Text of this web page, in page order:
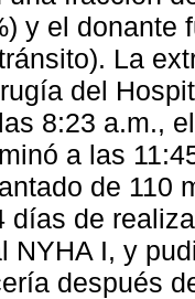
y el donante
La
del
8:23 a.m.,
a las
de 110
días de
NYHA I, y
después